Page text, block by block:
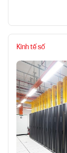
Kinh tế số